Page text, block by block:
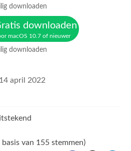
downloaden
downloaden
macOS 10.7 of nieuwer
downloaden
14 april 2022
van 155 stemmen)